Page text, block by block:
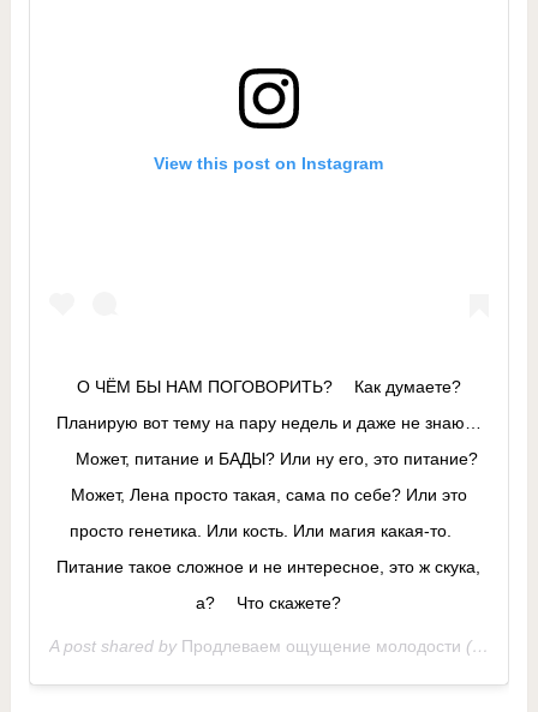
View this post on Instagram
О ЧЁМ БЫ НАМ ПОГОВОРИТЬ? ⠀ Как думаете?
Планирую вот тему на пару недель и даже не знаю…
⠀ Может, питание и БАДЫ? Или ну его, это питание?
Может, Лена просто такая, сама по себе? Или это
просто генетика. Или кость. Или магия какая-то. ⠀
Питание такое сложное и не интересное, это ж скука,
а? ⠀ Что скажете?
A post shared by Продлеваем ощущение молодости (@vremeny_net_) on